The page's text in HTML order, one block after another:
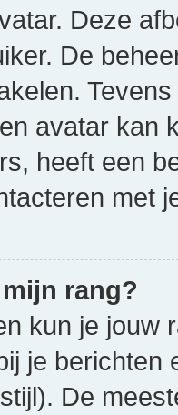
Deze
De
avatar kan
heeft een
met
rang?
kun je jouw
je berichten
De